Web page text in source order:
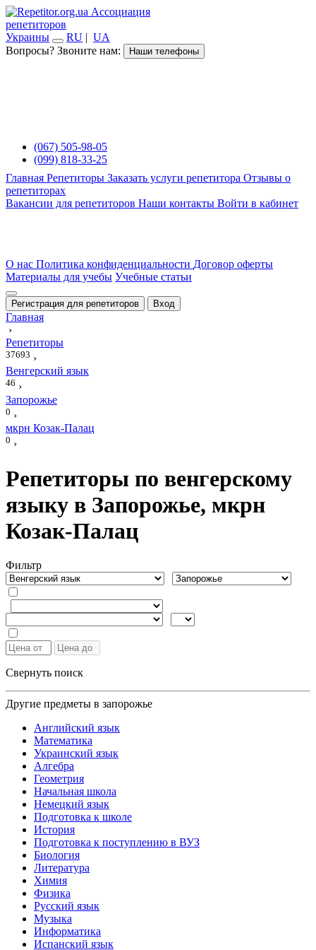
Ассоциация
репетиторов
Украины
RU | UA
Вопросы? Звоните нам:
Наши телефоны
(067) 505-98-05
(099) 818-33-25
Главная Репетиторы Заказать услуги репетитора Отзывы о
репетиторах
Вакансии для репетиторов Наши контакты Войти в кабинет
О нас Политика конфиденциальности Договор оферты
Материалы для учебы Учебные статьи
Регистрация для репетиторов Вход
Главная
›
Репетиторы
37693 ›
Венгерский язык
46 ›
Запорожье
0 ›
мкрн Козак-Палац
0 ›
Репетиторы по венгерскому
языку в Запорожье, мкрн
Козак-Палац
Фильтр
Свернуть поиск
Другие предметы в запорожье
Английский язык
Математика
Украинский язык
Алгебра
Геометрия
Начальная школа
Немецкий язык
Подготовка к школе
История
Подготовка к поступлению в ВУЗ
Биология
Литература
Химия
Физика
Русский язык
Музыка
Информатика
Испанский язык